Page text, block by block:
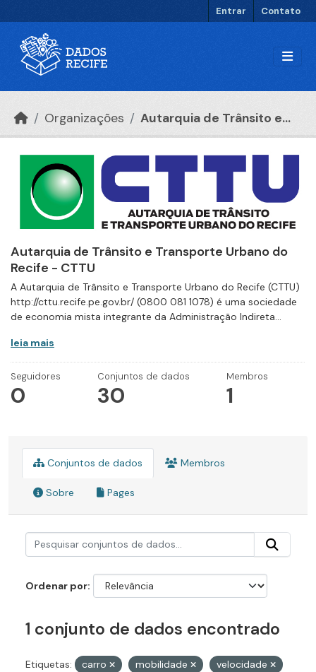
Entrar Contato
Organizações Autarquia de Trânsito e...
Autarquia de Trânsito e Transporte Urbano do
Recife - CTTU
A Autarquia de Trânsito e Transporte Urbano do Recife (CTTU)
http://cttu.recife.pe.gov.br/ (0800 081 1078) é uma sociedade
de economia mista integrante da Administração Indireta...
leia mais
Seguidores
0
Conjuntos de dados
30
Membros
1
Conjuntos de dados Membros
Sobre Pages
Ordenar por
1 conjunto de dados encontrado
Etiquetas: carro mobilidade
velocidade